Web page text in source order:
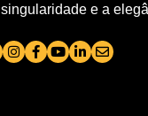
singularidade e a